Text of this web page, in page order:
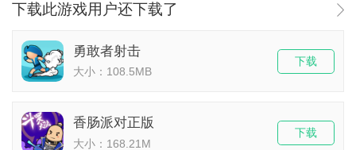
下载此游戏用户还下载了
勇敢者射击
大小：108.5MB
下载
香肠派对正版
大小：168.21M
下载